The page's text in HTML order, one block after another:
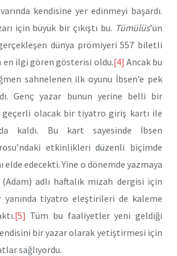
kendisine yer edinmeyi başardı.
için büyük bir çıkıştı bu. Tümülüs’ün
dünya prömiyeri 557 biletli
en ilgi gören gösterisi oldu.[4] Ancak bu
sahnelenen ilk oyunu İbsen’e pek
Genç yazar bunun yerine belli bir
geçerli olacak bir tiyatro giriş kartı ile
kaldı. Bu kart sayesinde İbsen
etkinlikleri düzenli biçimde
elde edecekti. Yine o dönemde yazmaya
adlı haftalık mizah dergisi için
yanında tiyatro eleştirileri de kaleme
[5] Tüm bu faaliyetler yeni geldiği
bir yazar olarak yetiştirmesi için
sağlıyordu.